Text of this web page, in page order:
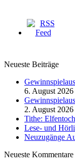
Neueste Beiträge
6. August 2026
2. August 2026
Tithe:
Lese- und
Neuzugänge
Neueste Kommentare